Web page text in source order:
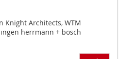
Knight Architects, WTM
herrmann + bosch